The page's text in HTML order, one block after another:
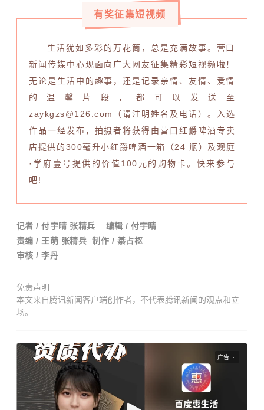
有奖征集短视频
生活犹如多彩的万花筒，总是充满故事。营口
新闻传媒中心现面向广大网友征集精彩短视频啦！
无论是生活中的趣事，还是记录亲情、友情、爱情
的温馨片段，都可以发送至
zaykgzs@126.com（请注明姓名及电话）。入选
作品一经发布， 拍摄者将获得由营口红爵啤酒专卖
店提供的300毫升小红爵啤酒一箱（24 瓶）及观庭
·学府壹号 提供的价值100元的购物卡。 快来参与
吧!
记者 /付宇晴 张精兵
编辑 / 付宇晴
责编 / 王萌 张精兵 制作 / 綦占枢
审核 / 李丹
免责声明
本文来自腾讯新闻客户端创作者，不代表腾讯新闻的观点和立
场。
广告